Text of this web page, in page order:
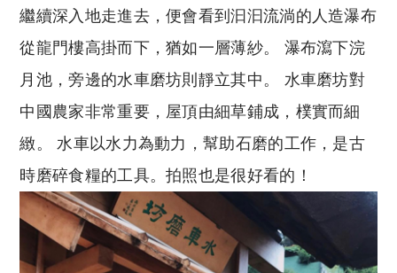
繼續深入地走進去，便會看到汩汩流淌的人造瀑布
從龍門樓高掛而下，猶如一層薄紗。 瀑布瀉下浣
月池，旁邊的水車磨坊則靜立其中。 水車磨坊對
中國農家非常重要，屋頂由細草鋪成，樸實而細
緻。 水車以水力為動力，幫助石磨的工作，是古
時磨碎食糧的工具。拍照也是很好看的！